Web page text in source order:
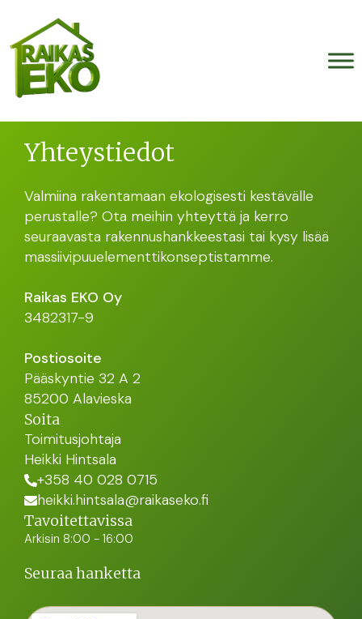
Yhteystiedot
Valmiina rakentamaan ekologisesti kestävälle
perustalle? Ota meihin yhteyttä ja kerro
seuraavasta rakennushankkeestasi tai kysy lisää
massiivipuuelementtikonseptistamme.
Raikas EKO Oy
3482317-9
Postiosoite
Pääskyntie 32 A 2
85200 Alavieska
Soita
Toimitusjohtaja
Heikki Hintsala
+358 40 028 0715
heikki.hintsala@raikaseko.fi
Tavoitettavissa
Arkisin 8:00 - 16:00
Seuraa hanketta